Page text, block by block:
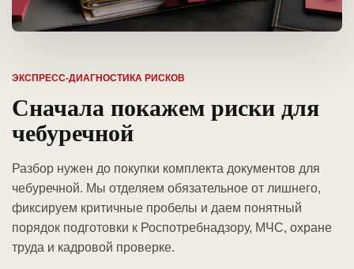
ЭКСПРЕСС-ДИАГНОСТИКА РИСКОВ
Сначала покажем риски для
чебуречной
Разбор нужен до покупки комплекта документов для
чебуречной. Мы отделяем обязательное от лишнего,
фиксируем критичные пробелы и даем понятный
порядок подготовки к Роспотребнадзору, МЧС, охране
труда и кадровой проверке.